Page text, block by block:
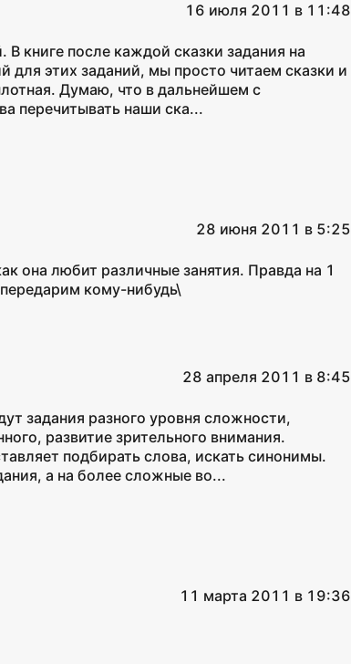
16 июля 2011 в 11:48
книге после каждой сказки задания на
для этих заданий, мы просто читаем сказки и
Думаю, что в дальнейшем с
перечитывать наши ска...
28 июня 2011 в 5:25
она любит различные занятия. Правда на 1
кому-нибудь\
28 апреля 2011 в 8:45
задания разного уровня сложности,
развитие зрительного внимания.
подбирать слова, искать синонимы.
а на более сложные во...
11 марта 2011 в 19:36